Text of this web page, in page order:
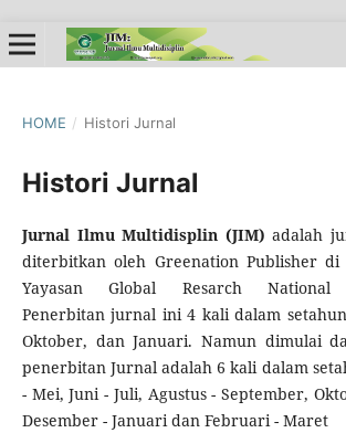
HOME / Histori Jurnal
Histori Jurnal
Jurnal Ilmu Multidisplin (JIM) adalah
diterbitkan oleh Greenation Publisher di
Yayasan Global Resarch National
Penerbitan jurnal ini 4 kali dalam
Oktober, dan Januari. Namun dimulai
penerbitan Jurnal adalah 6 kali dalam
- Mei, Juni - Juli, Agustus - September,
Desember - Januari dan Februari - Maret